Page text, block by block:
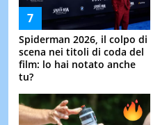
Spiderman 2026, il colpo di
scena nei titoli di coda del
film: lo hai notato anche
tu?